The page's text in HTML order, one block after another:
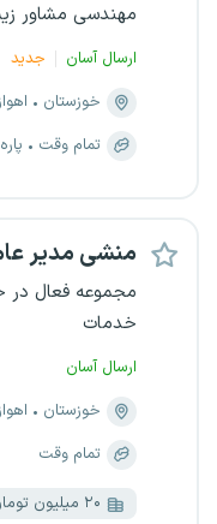
مهندسی مشاور
ارسال آسان
جدید
خوزستان
تمام وقت
منشی مدیر
مجموعه فعال در
خدمات
ارسال آسان
خوزستان
تمام وقت
۲۰ میلیون تومان